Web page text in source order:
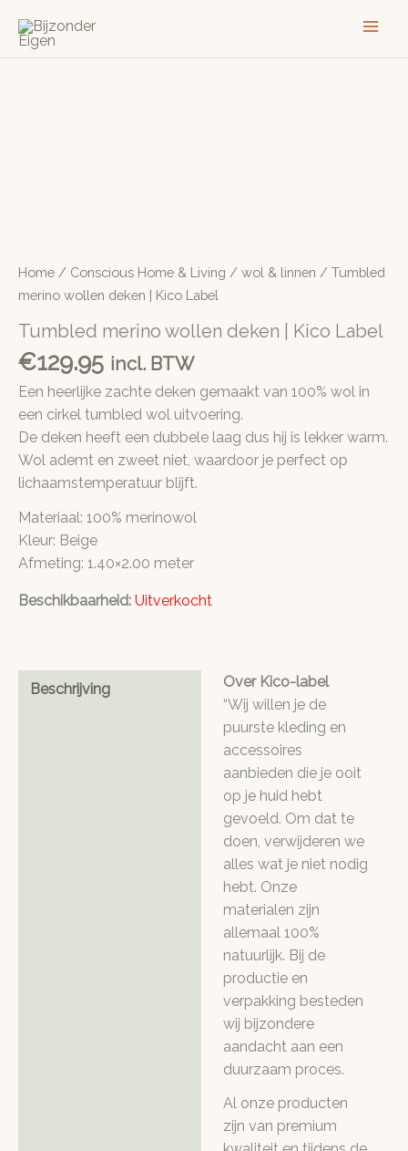
naar
de
Home / Conscious Home & Living / wol & linnen / Tumbled
merino wollen deken | Kico Label
Tumbled merino wollen deken | Kico Label
€129.95 incl. BTW
Een heerlijke zachte deken gemaakt van 100% wol in
een cirkel tumbled wol uitvoering.
De deken heeft een dubbele laag dus hij is lekker warm.
Wol ademt en zweet niet, waardoor je perfect op
lichaamstemperatuur blijft.
Materiaal: 100% merinowol
Kleur: Beige
Afmeting: 1.40×2.00 meter
Beschikbaarheid: Uitverkocht
Beschrijving
Over Kico-label
“Wij willen je de
puurste kleding en
accessoires
aanbieden die je ooit
op je huid hebt
gevoeld. Om dat te
doen, verwijderen we
alles wat je niet nodig
hebt. Onze
materialen zijn
allemaal 100%
natuurlijk. Bij de
productie en
verpakking besteden
wij bijzondere
aandacht aan een
duurzaam proces.
Al onze producten
zijn van premium